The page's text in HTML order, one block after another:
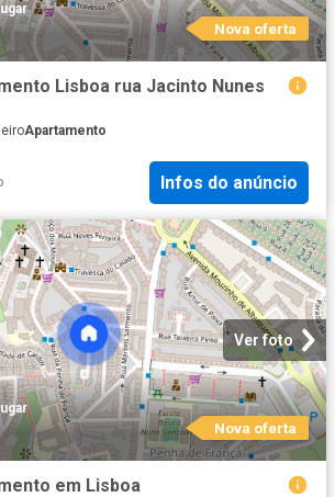
Nova oferta
Lisboa rua Jacinto Nunes
Apartamento
Infos do anúncio
Ver foto
Nova oferta
em Lisboa